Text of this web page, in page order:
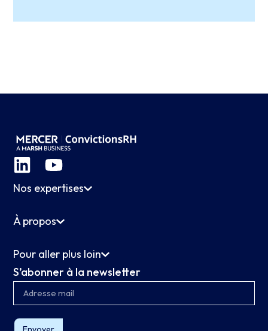
Nos expertises
À propos
Pour aller plus loin
S’abonner à la newsletter